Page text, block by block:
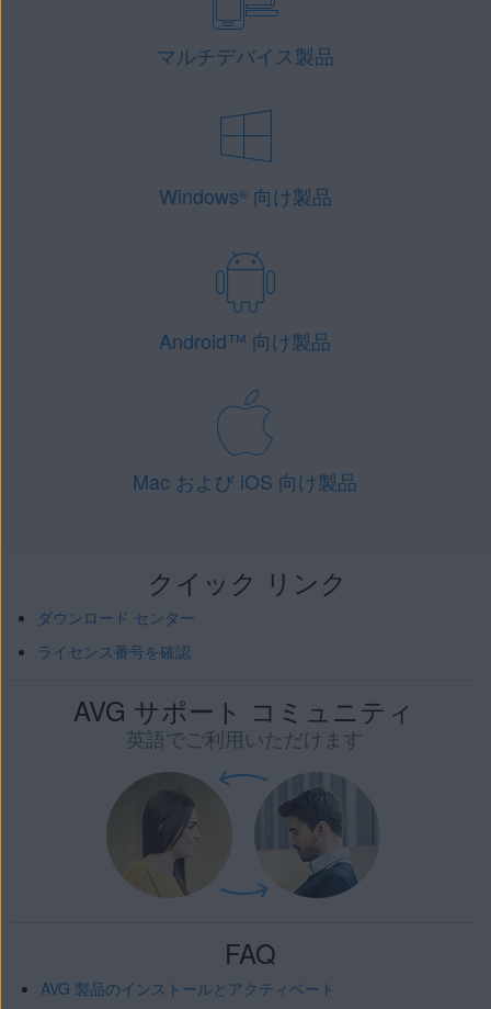
マルチデバイス製品
Windows®向け製品
Android™ 向け製品
Mac および iOS 向け製品
クイック リンク
ダウンロード センター
ライセンス番号を確認
AVG サポート コミュニティ
英語でご利用いただけます
FAQ
AVG 製品のインストールとアクティベート